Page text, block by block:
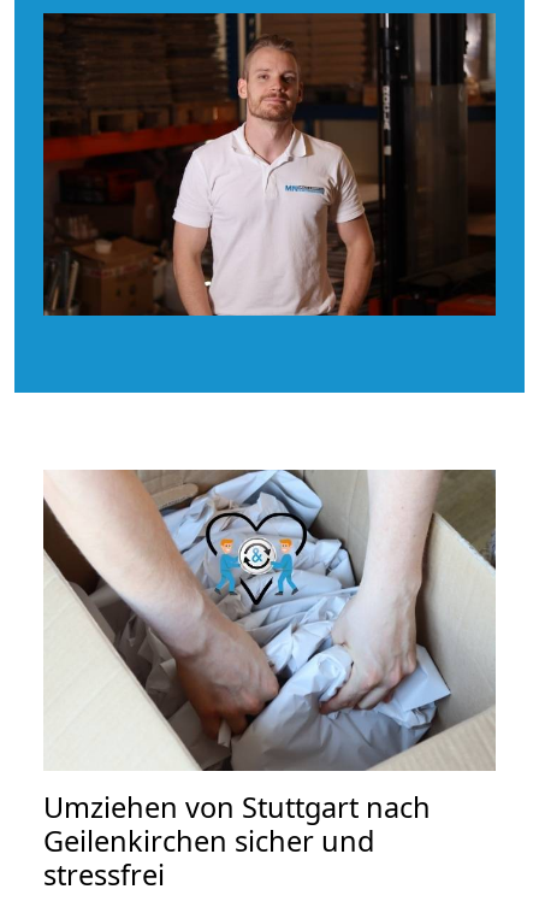
Umziehen von Stuttgart nach
Geilenkirchen sicher und
stressfrei